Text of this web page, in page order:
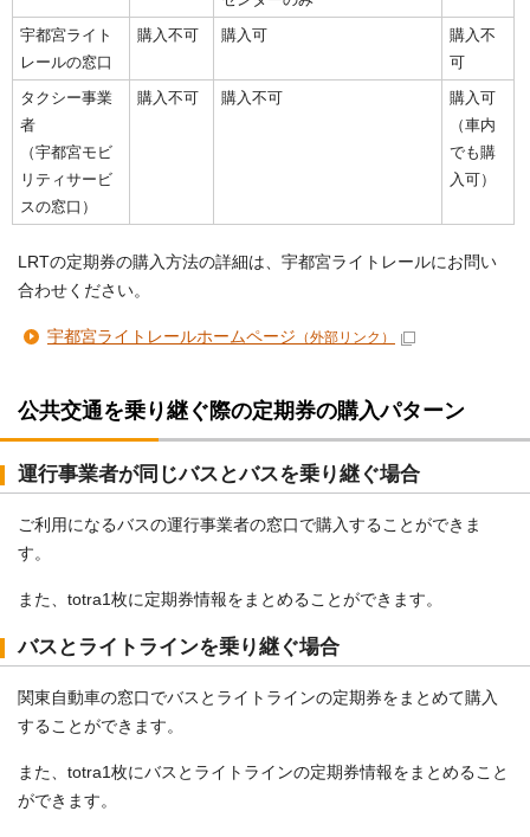
宇都宮ライト
レールの窓口
購入不可 購入可
購入不
可
タクシー事業
者
（宇都宮モビ
リティサービ
スの窓口）
購入不可 購入不可
購入可
（車内
でも購
入可）
LRTの定期券の購入方法の詳細は、宇都宮ライトレールにお問い
合わせください。
宇都宮ライトレールホームページ （外部リンク）
公共交通を乗り継ぐ際の定期券の購入パターン
運行事業者が同じバスとバスを乗り継ぐ場合
ご利用になるバスの運行事業者の窓口で購入することができま
す。
また、totra1枚に定期券情報をまとめることができます。
バスとライトラインを乗り継ぐ場合
関東自動車の窓口でバスとライトラインの定期券をまとめて購入
することができます。
また、totra1枚にバスとライトラインの定期券情報をまとめること
ができます。